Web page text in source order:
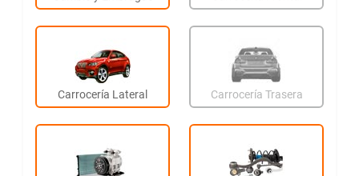
Carrocería Lateral Carrocería Trasera